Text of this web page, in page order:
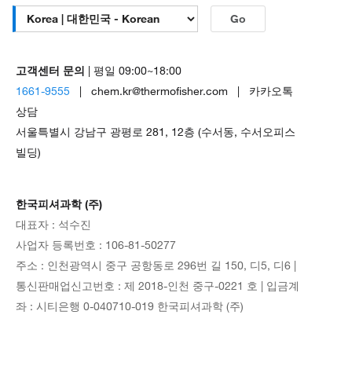
Go
고객센터 문의 | 평일 09:00~18:00
1661-9555 | chem.kr@thermofisher.com | 카카오톡
상담
서울특별시 강남구 광평로 281, 12층 (수서동, 수서오피스
빌딩)
한국피셔과학 (주)
대표자 : 석수진
사업자 등록번호 : 106-81-50277
주소 : 인천광역시 중구 공항동로 296번 길 150, 디5, 디6 |
통신판매업신고번호 : 제 2018-인천 중구-0221 호 | 입금계
좌 : 시티은행 0-040710-019 한국피셔과학 (주)